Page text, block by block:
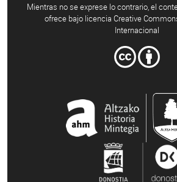
Mientras no se exprese lo contrario, el
ofrece bajo licencia Creative
Internacional